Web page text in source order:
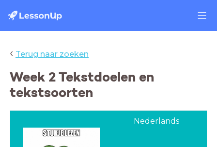
‹ Terug naar zoeken
Week 2 Tekstdoelen en
tekstsoorten
Nederlands